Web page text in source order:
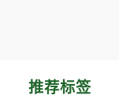
推荐标签